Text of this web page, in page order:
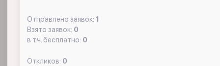
Отправлено заявок: 1
Взято заявок: 0
в т.ч. бесплатно: 0
Откликов: 0